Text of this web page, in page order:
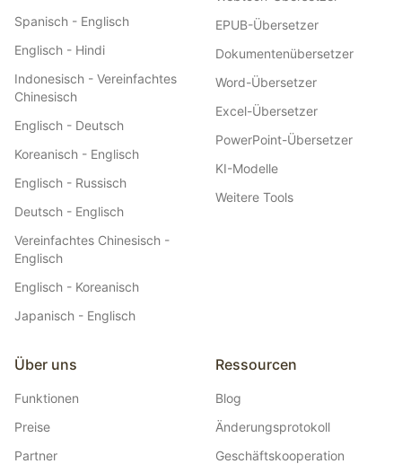
Spanisch - Englisch
Englisch - Hindi
Indonesisch - Vereinfachtes
Chinesisch
Englisch - Deutsch
Koreanisch - Englisch
Englisch - Russisch
Deutsch - Englisch
Vereinfachtes Chinesisch -
Englisch
Englisch - Koreanisch
Japanisch - Englisch
EPUB-Übersetzer
Dokumentenübersetzer
Word-Übersetzer
Excel-Übersetzer
PowerPoint-Übersetzer
KI-Modelle
Weitere Tools
Über uns
Funktionen
Preise
Partner
Ressourcen
Blog
Änderungsprotokoll
Geschäftskooperation